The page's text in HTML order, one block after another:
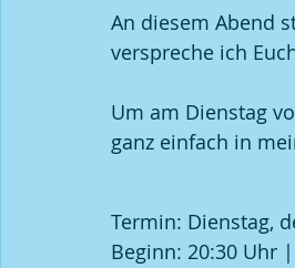
An diesem Abend
verspreche ich
Um am Dienstag
ganz einfach in
Termin: Dienstag,
Beginn: 20:30 Uhr